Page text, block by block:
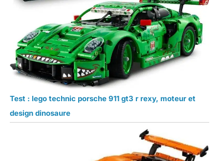
Test : lego technic porsche 911 gt3 r rexy, moteur et
design dinosaure